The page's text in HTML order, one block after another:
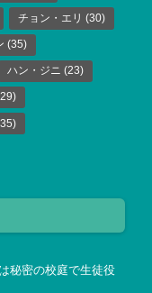
チョン・エリ (30)
(35)
ハン・ジニ (23)
秘密の校庭で生徒役